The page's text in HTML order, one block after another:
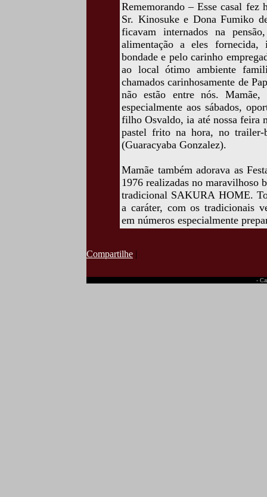
Rememorando – Esse casal
Sr. Kinosuke e Dona Fumiko
ficavam internados na
alimentação a eles fornecida,
bondade e pelo carinho
ao local ótimo ambiente
chamados carinhosamente de
não estão entre nós.
especialmente aos sábados,
filho Osvaldo, ia até nossa feira
pastel frito na hora, no trailer-
(Guaracyaba Gonzalez).
Mamãe também adorava as
1976 realizadas no maravilhoso
tradicional SAKURA HOME.
a caráter, com os tradicionais
em números especialmente
Compartilhe |
-